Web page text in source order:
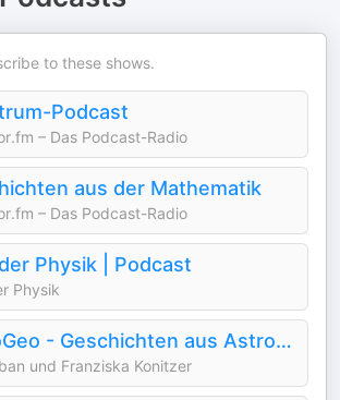
to these shows.
Podcast
– Das Podcast-Radio
aus der Mathematik
– Das Podcast-Radio
Physik | Podcast
Physik
AstroGeo - Geschichten aus Astronomie und Geologie
und Franziska Konitzer